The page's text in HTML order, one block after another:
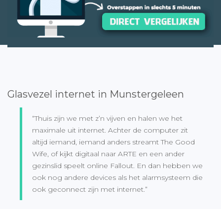
Glasvezel internet in Munstergeleen
“Thuis zijn we met z’n vijven en halen we het
maximale uit internet. Achter de computer zit
altijd iemand, iemand anders streamt The Good
Wife, of kijkt digitaal naar ARTE en een ander
gezinslid speelt online Fallout. En dan hebben we
ook nog andere devices als het alarmsysteem die
ook geconnect zijn met internet.”